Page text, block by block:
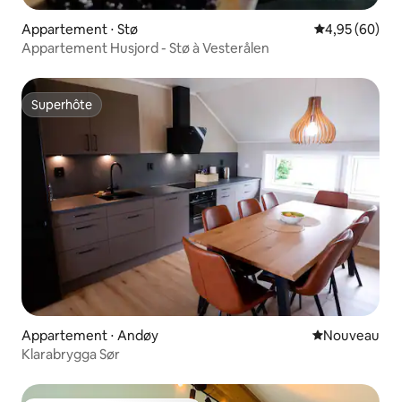
Appartement ⋅ Stø Évaluation
4,95 (60)
Appartement Husjord - Stø à Vesterålen
Superhôte
Superhôte
Appartement ⋅ Andøy Nouvel
Nouveau
Klarabrygga Sør